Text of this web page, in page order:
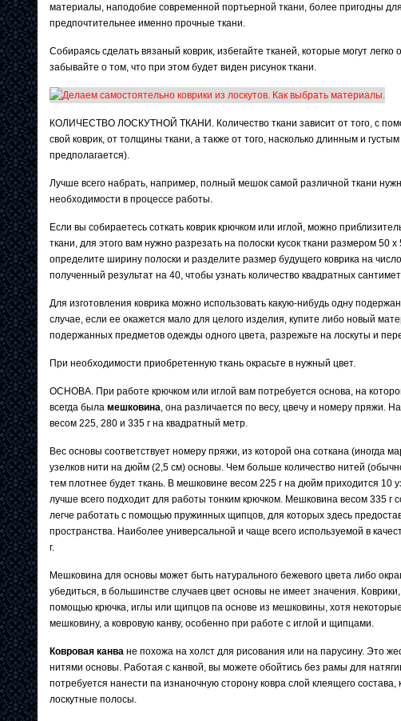
материалы, наподобие современной портьерной ткани, более пригодны
предпочтительнее именно прочные ткани.
Собираясь сделать вязаный коврик, избегайте тканей, которые могут
забывайте о том, что при этом будет виден рисунок ткани.
КОЛИЧЕСТВО ЛОСКУТНОЙ ТКАНИ. Количество ткани зависит от того, с
свой коврик, от толщины ткани, а также от того, насколько длинным и
предполагается).
Лучше всего набрать, например, полный мешок самой различной ткани
необходимости в процессе работы.
Если вы собираетесь соткать коврик крючком или иглой, можно
ткани, для этого вам нужно разрезать на полоски кусок ткани размером 50
определите ширину полоски и разделите размер будущего коврика на
полученный результат на 40, чтобы узнать количество квадратных
Для изготовления коврика можно использовать какую-нибудь одну
случае, если ее окажется мало для целого изделия, купите либо новый
подержанных предметов одежды одного цвета, разрежьте на лоскуты и
При необходимости приобретенную ткань окрасьте в нужный цвет.
ОСНОВА. При работе крючком или иглой вам потребуется основа, на
всегда была мешковина, она различается по весу, цвечу и номеру пряжи.
весом 225, 280 и 335 г на квадратный метр.
Вес основы соответствует номеру пряжи, из которой она соткана (иногда
узелков нити на дюйм (2,5 см) основы. Чем больше количество нитей
тем плотнее будет ткань. В мешковине весом 225 г на дюйм приходится 10
лучше всего подходит для работы тонким крючком. Мешковина весом 335 г
легче работать с помощью пружинных щипцов, для которых здесь
пространства. Наиболее универсальной и чаще всего используемой в
г.
Мешковина для основы может быть натурального бежевого цвета либо
убедиться, в большинстве случаев цвет основы не имеет значения.
помощью крючка, иглы или щипцов па основе из мешковины, хотя
мешковину, а ковровую канву, особенно при работе с иглой и щипцами.
Ковровая канва не похожа на холст для рисования или на парусину. Это
нитями основы. Работая с канвой, вы можете обойтись без рамы для
потребуется нанести па изнаночную сторону ковра слой клеящего
лоскутные полосы.